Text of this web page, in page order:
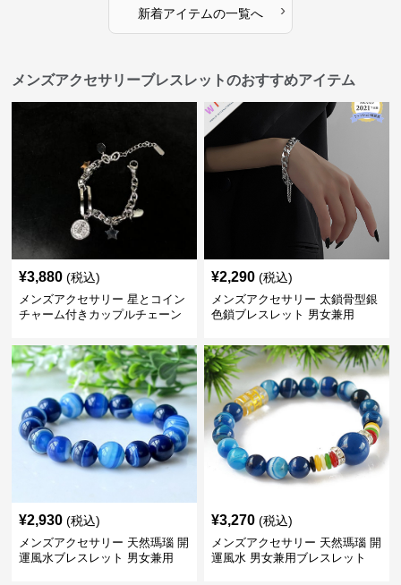
新着アイテムの一覧へ ›
メンズアクセサリーブレスレットのおすすめアイテム
¥3,880 (税込)
メンズアクセサリー 星とコイン
チャーム付きカップルチェーン
¥2,290 (税込)
メンズアクセサリー 太鎖骨型銀
色鎖ブレスレット 男女兼用
¥2,930 (税込)
メンズアクセサリー 天然瑪瑙 開
運風水ブレスレット 男女兼用
¥3,270 (税込)
メンズアクセサリー 天然瑪瑙 開
運風水 男女兼用ブレスレット